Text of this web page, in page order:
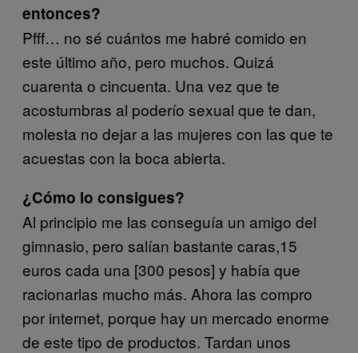
entonces?
Pfff… no sé cuántos me habré comido en
este último año, pero muchos. Quizá
cuarenta o cincuenta. Una vez que te
acostumbras al poderío sexual que te dan,
molesta no dejar a las mujeres con las que te
acuestas con la boca abierta.
¿Cómo lo consigues?
Al principio me las conseguía un amigo del
gimnasio, pero salían bastante caras,15
euros cada una [300 pesos] y había que
racionarlas mucho más. Ahora las compro
por internet, porque hay un mercado enorme
de este tipo de productos. Tardan unos